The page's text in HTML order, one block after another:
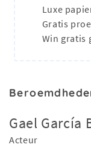
Luxe
Gratis
Win gratis
Gael García
Acteur